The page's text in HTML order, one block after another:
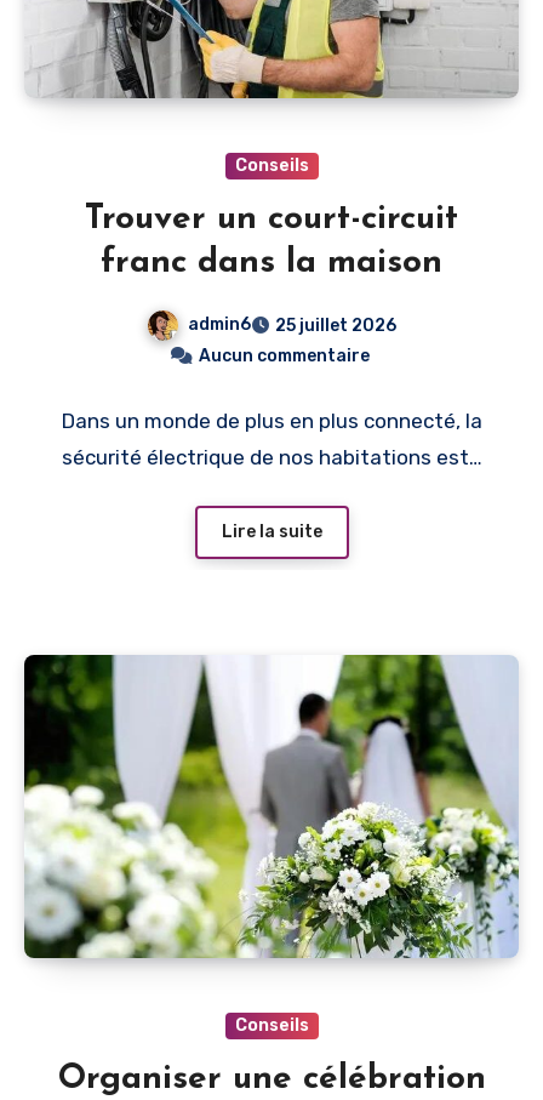
Conseils
Trouver un court-circuit
franc dans la maison
admin6
25 juillet 2026
Aucun commentaire
Dans un monde de plus en plus connecté, la
sécurité électrique de nos habitations est…
Lire la suite
Conseils
Organiser une célébration